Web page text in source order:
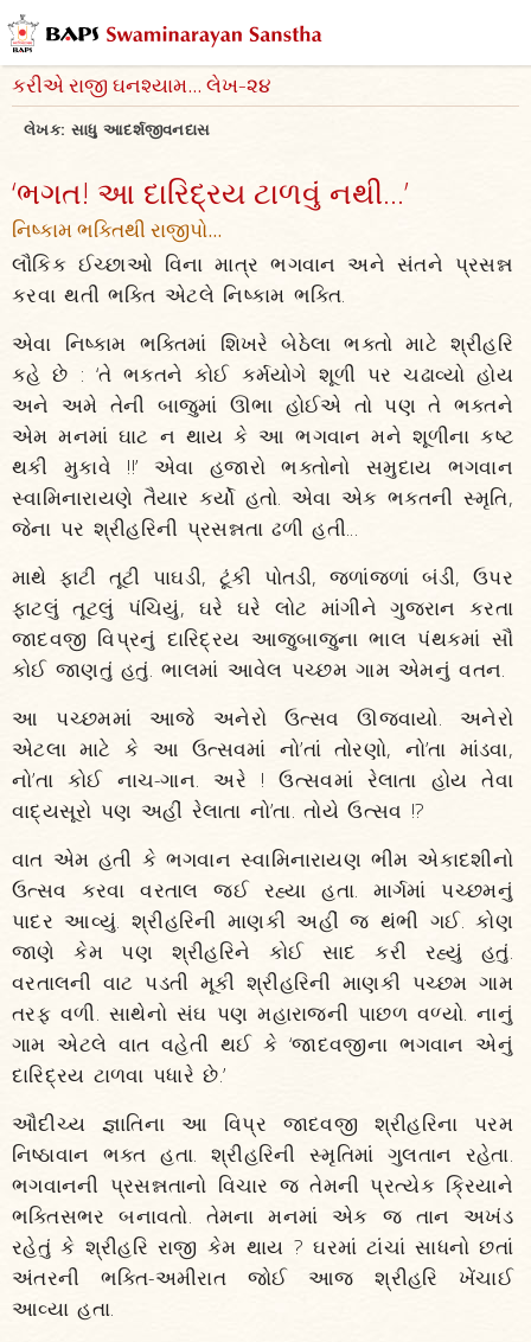
કરીએ રાજી ઘનશ્યામ... લેખ-૨૪
લેખક: સાધુ આદર્શજીવનદાસ
‘ભગત! આ દારિદ્રય ટાળવું નથી...’
નિષ્કામ ભક્તિથી રાજીપો...
લૌકિક ઈચ્છાઓ વિના માત્ર ભગવાન અને સંતને પ્રસન્ન
કરવા થતી ભક્તિ એટલે નિષ્કામ ભક્તિ.
એવા નિષ્કામ ભક્તિમાં શિખરે બેઠેલા ભક્તો માટે શ્રીહરિ
કહે છે : ‘તે ભક્તને કોઈ કર્મયોગે શૂળી પર ચઢાવ્યો હોય
અને અમે તેની બાજુમાં ઊભા હોઈએ તો પણ તે ભક્તને
એમ મનમાં ઘાટ ન થાય કે આ ભગવાન મને શૂળીના કષ્ટ
થકી મુકાવે !!’ એવા હજારો ભક્તોનો સમુદાય ભગવાન
સ્વામિનારાયણે તૈયાર કર્યો હતો. એવા એક ભક્તની સ્મૃતિ,
જેના પર શ્રીહરિની પ્રસન્નતા ઢળી હતી...
માથે ફાટી તૂટી પાઘડી, ટૂંકી પોતડી, જળાંજળાં બંડી, ઉપર
ફાટલું તૂટલું પંચિયું, ઘરે ઘરે લોટ માંગીને ગુજરાન કરતા
જાદવજી વિપ્રનું દારિદ્રય આજુબાજુના ભાલ પંથકમાં સૌ
કોઈ જાણતું હતું. ભાલમાં આવેલ પચ્છમ ગામ એમનું વતન.
આ પચ્છમમાં આજે અનેરો ઉત્સવ ઊજવાયો. અનેરો
એટલા માટે કે આ ઉત્સવમાં નો’તાં તોરણો, નો’તા માંડવા,
નો’તા કોઈ નાચ-ગાન. અરે ! ઉત્સવમાં રેલાતા હોય તેવા
વાદ્યસૂરો પણ અહીં રેલાતા નો’તા. તોયે ઉત્સવ !?
વાત એમ હતી કે ભગવાન સ્વામિનારાયણ ભીમ એકાદશીનો
ઉત્સવ કરવા વરતાલ જઈ રહ્યા હતા. માર્ગમાં પચ્છમનું
પાદર આવ્યું. શ્રીહરિની માણકી અહીં જ થંભી ગઈ. કોણ
જાણે કેમ પણ શ્રીહરિને કોઈ સાદ કરી રહ્યું હતું.
વરતાલની વાટ પડતી મૂકી શ્રીહરિની માણકી પચ્છમ ગામ
તરફ વળી. સાથેનો સંઘ પણ મહારાજની પાછળ વળ્યો. નાનું
ગામ એટલે વાત વહેતી થઈ કે ‘જાદવજીના ભગવાન એનું
દારિદ્રય ટાળવા પધારે છે.’
ઔદીચ્ય જ્ઞાતિના આ વિપ્ર જાદવજી શ્રીહરિના પરમ
નિષ્ઠાવાન ભક્ત હતા. શ્રીહરિની સ્મૃતિમાં ગુલતાન રહેતા.
ભગવાનની પ્રસન્નતાનો વિચાર જ તેમની પ્રત્યેક ક્રિયાને
ભક્તિસભર બનાવતો. તેમના મનમાં એક જ તાન અખંડ
રહેતું કે શ્રીહરિ રાજી કેમ થાય ? ઘરમાં ટાંચાં સાધનો છતાં
અંતરની ભક્તિ-અમીરાત જોઈ આજ શ્રીહરિ ખેંચાઈ
આવ્યા હતા.